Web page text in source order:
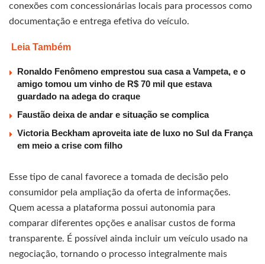
conexões com concessionárias locais para processos como
documentação e entrega efetiva do veículo.
Leia Também
Ronaldo Fenômeno emprestou sua casa a Vampeta, e o
amigo tomou um vinho de R$ 70 mil que estava
guardado na adega do craque
Faustão deixa de andar e situação se complica
Victoria Beckham aproveita iate de luxo no Sul da França
em meio a crise com filho
Esse tipo de canal favorece a tomada de decisão pelo
consumidor pela ampliação da oferta de informações.
Quem acessa a plataforma possui autonomia para
comparar diferentes opções e analisar custos de forma
transparente. É possível ainda incluir um veículo usado na
negociação, tornando o processo integralmente mais